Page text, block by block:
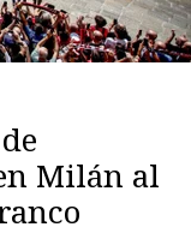
Milán al